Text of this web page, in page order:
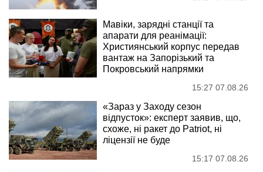
Мавіки, зарядні станції та
апарати для реанімації:
Християнський корпус передав
вантаж на Запорізький та
Покровський напрямки
15:27 07.08.26
«Зараз у Заходу сезон
відпусток»: експерт заявив, що,
схоже, ні ракет до Patriot, ні
ліцензії не буде
15:17 07.08.26